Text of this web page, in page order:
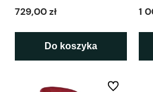
729,00 zł
Do koszyka
1
Do ulubionych